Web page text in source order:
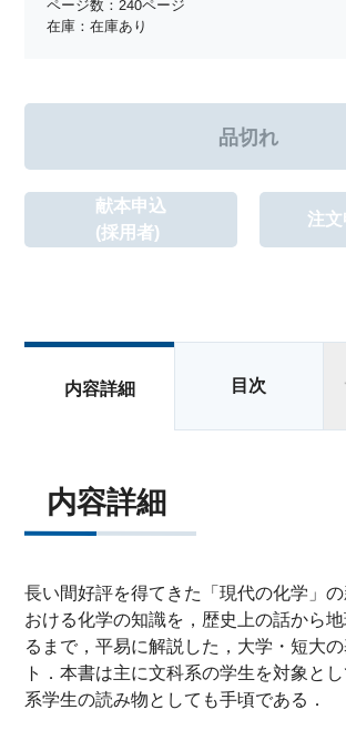
ページ数：240ページ
在庫：在庫あり
献本申込
(採用者)
注
内容詳細 目次
内容詳細
長い間好評を得てきた「現代の化学」
おける化学の知識を，歴史上の話から
るまで，平易に解説した，大学・短大
ト．本書は主に文科系の学生を対象と
系学生の読み物としても手頃である．